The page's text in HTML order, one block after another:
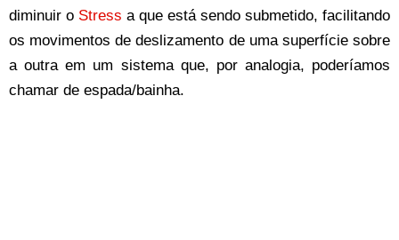
diminuir o Stress a que está sendo submetido, facilitando
os movimentos de deslizamento de uma superfície sobre
a outra em um sistema que, por analogia, poderíamos
chamar de espada/bainha.